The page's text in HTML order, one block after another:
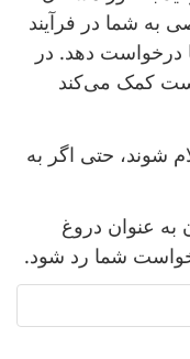
به شما در فرآیند
درخواست دهد. در
کمک می‌کند
شوند، حتی اگر به
به ‌عنوان دروغ
شما رد شود.